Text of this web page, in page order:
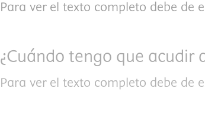
Para ver el texto completo debe de
¿Cuándo tengo que acudir
Para ver el texto completo debe de